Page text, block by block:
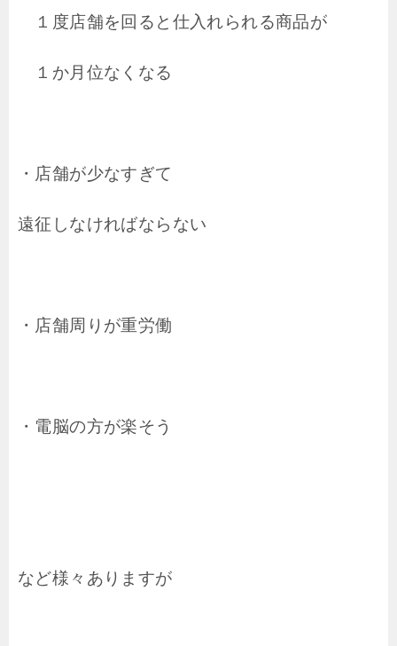
１度店舗を回ると仕入れられる商品が
１か月位なくなる
・店舗が少なすぎて
遠征しなければならない
・店舗周りが重労働
・電脳の方が楽そう
など様々ありますが